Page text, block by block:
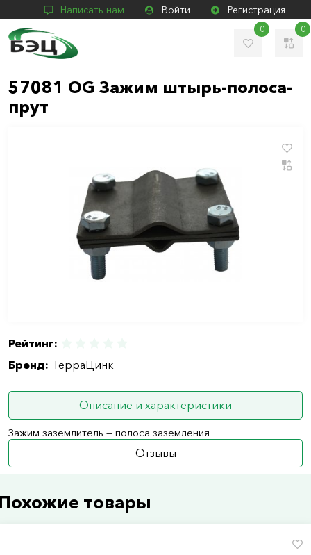
Написать нам Войти Регистрация
0 0
57081 OG Зажим штырь-полоса-
прут
Рейтинг:
Бренд: ТерраЦинк
Описание и характеристики
Зажим заземлитель — полоса заземления
Отзывы
товары